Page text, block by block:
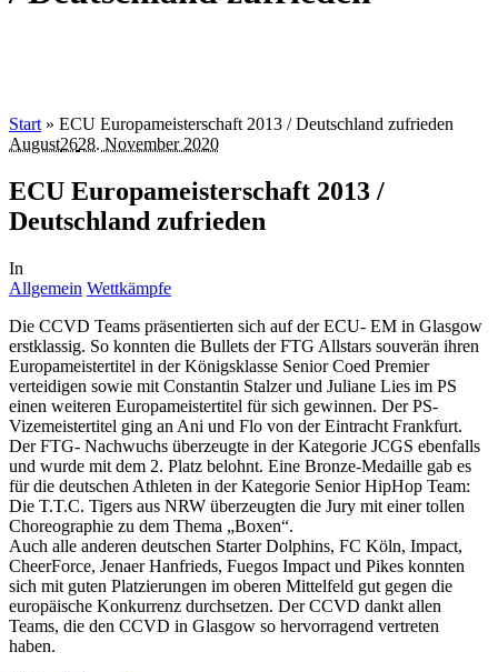
Start » ECU Europameisterschaft 2013 / Deutschland zufrieden
August2628. November 2020
ECU Europameisterschaft 2013 /
Deutschland zufrieden
In
Allgemein Wettkämpfe
Die CCVD Teams präsentierten sich auf der ECU- EM in Glasgow
erstklassig. So konnten die Bullets der FTG Allstars souverän ihren
Europameistertitel in der Königsklasse Senior Coed Premier
verteidigen sowie mit Constantin Stalzer und Juliane Lies im PS
einen weiteren Europameistertitel für sich gewinnen. Der PS-
Vizemeistertitel ging an Ani und Flo von der Eintracht Frankfurt.
Der FTG- Nachwuchs überzeugte in der Kategorie JCGS ebenfalls
und wurde mit dem 2. Platz belohnt. Eine Bronze-Medaille gab es
für die deutschen Athleten in der Kategorie Senior HipHop Team:
Die T.T.C. Tigers aus NRW überzeugten die Jury mit einer tollen
Choreographie zu dem Thema „Boxen“.
Auch alle anderen deutschen Starter Dolphins, FC Köln, Impact,
CheerForce, Jenaer Hanfrieds, Fuegos Impact und Pikes konnten
sich mit guten Platzierungen im oberen Mittelfeld gut gegen die
europäische Konkurrenz durchsetzen. Der CCVD dankt allen
Teams, die den CCVD in Glasgow so hervorragend vertreten
haben.